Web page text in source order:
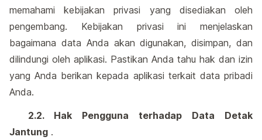
memahami kebijakan privasi yang disediakan oleh
pengembang. Kebijakan privasi ini menjelaskan
bagaimana data Anda akan digunakan, disimpan, dan
dilindungi oleh aplikasi. Pastikan Anda tahu hak dan izin
yang Anda berikan kepada aplikasi terkait data pribadi
Anda.
2.2. Hak Pengguna terhadap Data Detak
Jantung .